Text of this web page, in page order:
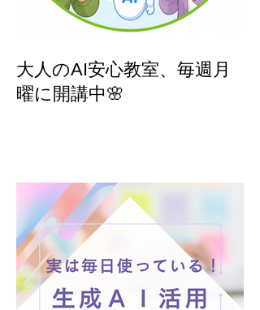
大人のAI安心教室、毎週月
曜に開講中🌸